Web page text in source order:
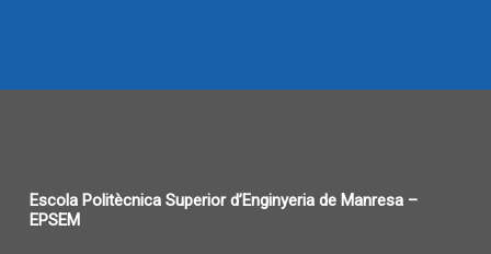
Escola Politècnica Superior d’Enginyeria de Manresa –
EPSEM